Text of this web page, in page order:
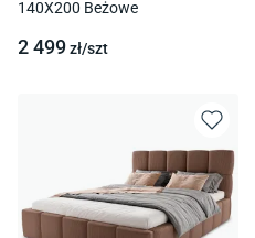
140X200 Beżowe
2 499zł/szt